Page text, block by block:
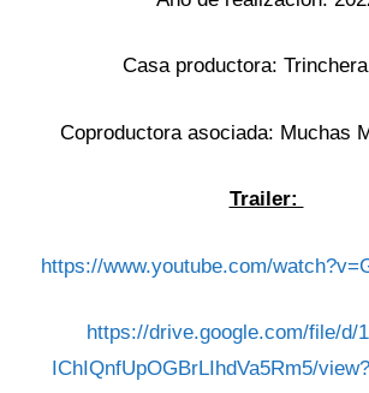
Casa productora:
Coproductora asociada: Muchas
Trailer:
https://www.youtube.com/
https://drive.google.com/file/d/
IChIQnfUpOGBrLIhdVa5Rm5/